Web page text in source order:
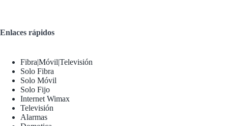
Enlaces rápidos
Fibra|Móvil|Televisión
Solo Fibra
Solo Móvil
Solo Fijo
Internet Wimax
Televisión
Alarmas